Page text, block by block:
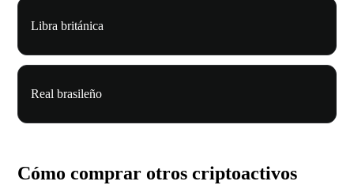
Libra británica
Real brasileño
Cómo comprar otros criptoactivos